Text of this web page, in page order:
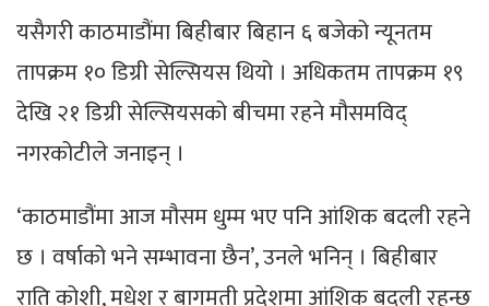
यसैगरी काठमाडौंमा बिहीबार बिहान ६ बजेको न्यूनतम
तापक्रम १० डिग्री सेल्सियस थियो । अधिकतम तापक्रम १९
देखि २१ डिग्री सेल्सियसको बीचमा रहने मौसमविद्
नगरकोटीले जनाइन् ।
‘काठमाडौंमा आज मौसम धुम्म भए पनि आंशिक बदली रहने
छ । वर्षाको भने सम्भावना छैन’, उनले भनिन् । बिहीबार
राति कोशी, मधेश र बागमती प्रदेशमा आंशिक बदली रहन्छ